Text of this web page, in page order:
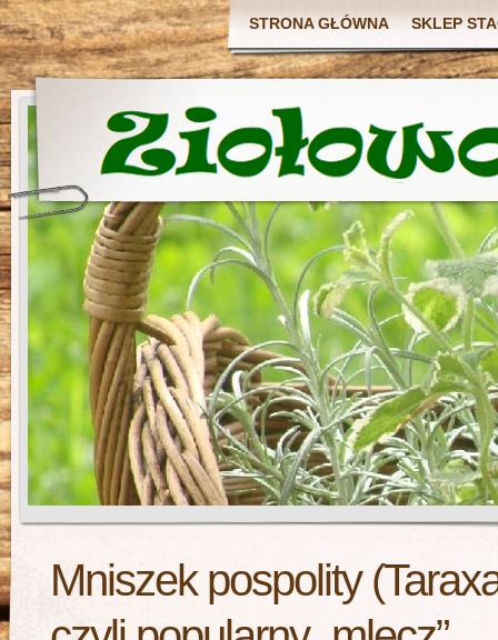
STRONA GŁÓWNA SKLEP
Mniszek pospolity